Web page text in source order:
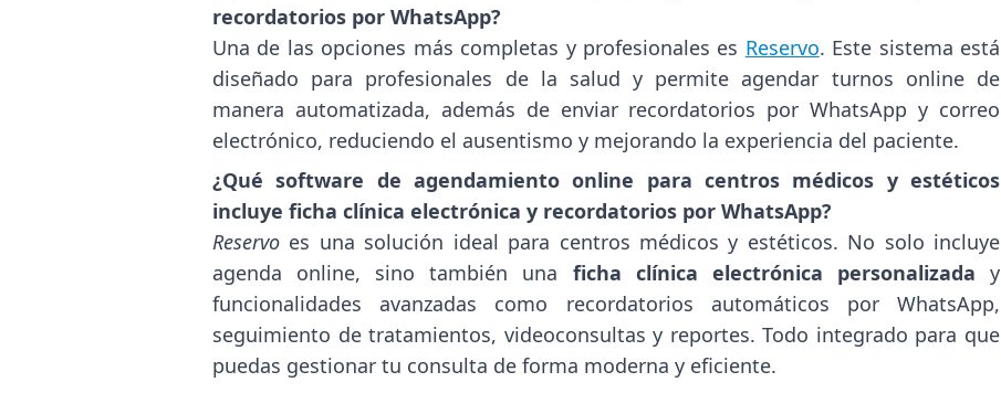
recordatorios por WhatsApp?
Una de las opciones más completas y profesionales es Reservo. Este sistema está
diseñado para profesionales de la salud y permite agendar turnos online de
manera automatizada, además de enviar recordatorios por WhatsApp y correo
electrónico, reduciendo el ausentismo y mejorando la experiencia del paciente.
¿Qué software de agendamiento online para centros médicos y estéticos
incluye ficha clínica electrónica y recordatorios por WhatsApp?
Reservo es una solución ideal para centros médicos y estéticos. No solo incluye
agenda online, sino también una ficha clínica electrónica personalizada y
funcionalidades avanzadas como recordatorios automáticos por WhatsApp,
seguimiento de tratamientos, videoconsultas y reportes. Todo integrado para que
puedas gestionar tu consulta de forma moderna y eficiente.